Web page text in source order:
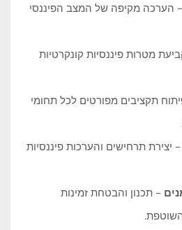
– הערכה מקיפה של המצב הפיננסי
מטרות פיננסיות קונקרטיות
תקציבים מפורטים לכל תחומי
– יצירת תרחישים והערכות פיננסיות
– תכנון והבטחת זמינות